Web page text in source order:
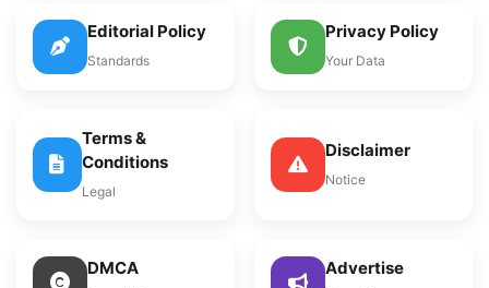
Editorial Policy
Standards
Privacy Policy
Your Data
Terms &
Conditions
Legal
Disclaimer
Notice
DMCA Advertise